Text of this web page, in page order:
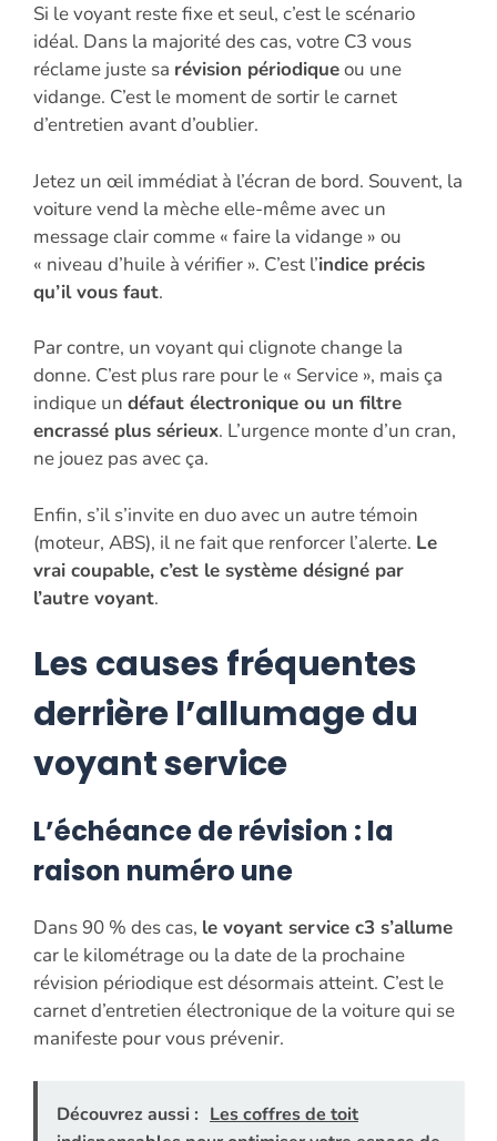
Si le voyant reste fixe et seul, c’est le scénario
idéal. Dans la majorité des cas, votre C3 vous
réclame juste sa révision périodiqueou une
vidange. C’est le moment de sortir le carnet
d’entretien avant d’oublier.
Jetez un œil immédiat à l’écran de bord. Souvent, la
voiture vend la mèche elle-même avec un
message clair comme « faire la vidange » ou
« niveau d’huile à vérifier ». C’est l’indice précis
qu’il vous faut.
Par contre, un voyant qui clignote change la
donne. C’est plus rare pour le « Service », mais ça
indique un défaut électronique ou un filtre
encrassé plus sérieux. L’urgence monte d’un cran,
ne jouez pas avec ça.
Enfin, s’il s’invite en duo avec un autre témoin
(moteur, ABS), il ne fait que renforcer l’alerte. Le
vrai coupable, c’est le système désigné par
l’autre voyant.
Les causes fréquentes
derrière l’allumage du
voyant service
L’échéance de révision : la
raison numéro une
Dans 90 % des cas, le voyant service c3 s’allume
car le kilométrage ou la date de la prochaine
révision périodique est désormais atteint. C’est le
carnet d’entretien électronique de la voiture qui se
manifeste pour vous prévenir.
Découvrez aussi : Les coffres de toit